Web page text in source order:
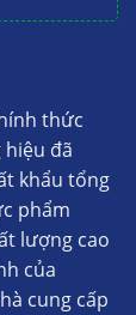
thức
đã
khẩu tổng
phẩm
lượng cao
của
cung cấp